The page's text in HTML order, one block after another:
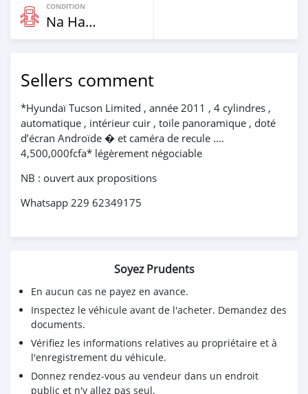
CONDITION
Na Hannu
Sellers comment
*Hyundaï Tucson Limited , année 2011 , 4 cylindres ,
automatique , intérieur cuir , toile panoramique , doté
d’écran Androïde � et caméra de recule ....
4,500,000fcfa* légèrement négociable
NB : ouvert aux propositions
Whatsapp 229 62349175
Soyez Prudents
En aucun cas ne payez en avance.
Inspectez le véhicule avant de l'acheter. Demandez des
documents.
Vérifiez les informations relatives au propriétaire et à
l'enregistrement du véhicule.
Donnez rendez-vous au vendeur dans un endroit
public et n'y allez pas seul.